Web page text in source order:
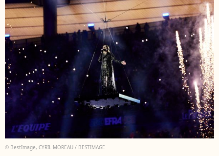
© BestImage, CYRIL MOREAU / BESTIMAGE